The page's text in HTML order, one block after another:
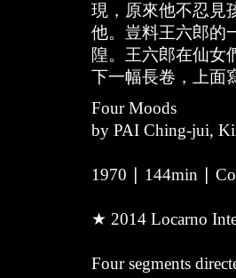
現，原來他不忍見
他。豈料王六郎的
隍。王六郎在仙女
下一幅長卷，上面
Four Moods
by PAI Ching-jui,
1970 ∣ 144min ∣
★ 2014 Locarno
Four segments